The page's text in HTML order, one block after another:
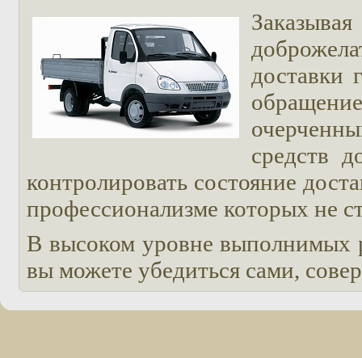
доставки
средств
контролировать состояние
профессионализме которых не
В высоком уровне выполнимых
вы можете убедиться сами,